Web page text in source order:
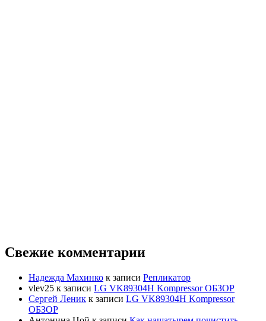
Свежие комментарии
Надежда Махинко к записи Репликатор
vlev25 к записи LG VK89304H Kompressor ОБЗОР
Сергей Леник к записи LG VK89304H Kompressor
ОБЗОР